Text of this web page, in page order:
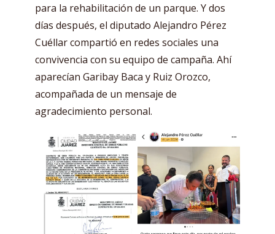
para la rehabilitación de un parque. Y dos
días después, el diputado Alejandro Pérez
Cuéllar compartió en redes sociales una
convivencia con su equipo de campaña. Ahí
aparecían Garibay Baca y Ruiz Orozco,
acompañada de un mensaje de
agradecimiento personal.